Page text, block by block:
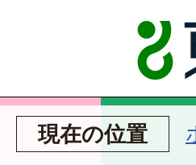
現在の位置